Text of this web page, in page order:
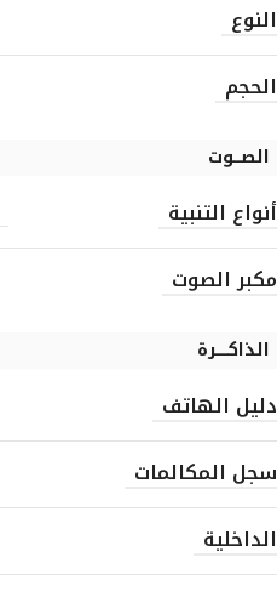
النوع
الحجم
الصـــوت
أنواع التنبية
مكبر الصوت
الذاكـــــرة
دليل الهاتف
سجل المكالمات
الداخلية